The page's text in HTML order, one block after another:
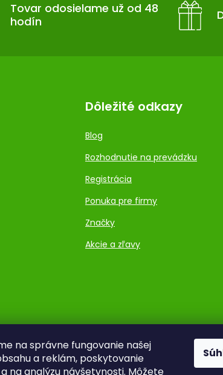
na správne fungovanie našej
a reklám, poskytovanie
na analýzu návšetvnosti. Môžete
Tovar odosielame už od 48
hodín
Dôležité odkazy
Blog
Rozhodnutie na prevádzku
Registrácia
Ponuka pre firmy
Značky
Akcie a zľavy